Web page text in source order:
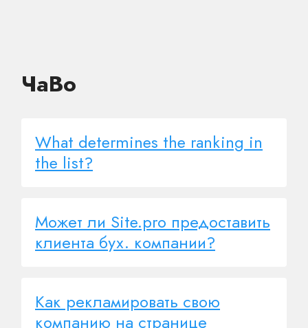
ЧаВо
What determines the ranking in
the list?
Может ли Site.pro предоставить
клиента бух. компании?
Как рекламировать свою
компанию на странице